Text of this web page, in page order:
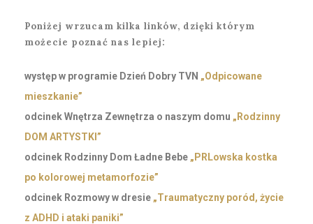
Poniżej wrzucam kilka linków, dzięki którym
możecie poznać nas lepiej:
występ w programie Dzień Dobry TVN „Odpicowane
mieszkanie”
odcinek Wnętrza Zewnętrza o naszym domu „Rodzinny
DOM ARTYSTKI”
odcinek Rodzinny Dom Ładne Bebe „PRLowska kostka
po kolorowej metamorfozie”
odcinek Rozmowy w dresie „Traumatyczny poród, życie
z ADHD i ataki paniki”